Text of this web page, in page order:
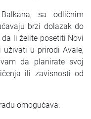
sa odličnim
brzi dolazak do
li želite posetiti Novi
uživati u prirodi Avale,
da planirate svoj
ili zavisnosti od
omogućava: